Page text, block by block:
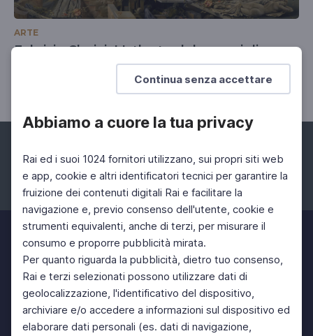
Continua senza accettare
Abbiamo a cuore la tua privacy
Rai ed i suoi 1024 fornitori utilizzano, sui propri siti web
e app, cookie e altri identificatori tecnici per garantire la
fruizione dei contenuti digitali Rai e facilitare la
navigazione e, previo consenso dell'utente, cookie e
strumenti equivalenti, anche di terzi, per misurare il
consumo e proporre pubblicità mirata.
Per quanto riguarda la pubblicità, dietro tuo consenso,
Rai e terzi selezionati possono utilizzare dati di
geolocalizzazione, l'identificativo del dispositivo,
archiviare e/o accedere a informazioni sul dispositivo ed
elaborare dati personali (es. dati di navigazione,
ARTE
Fabrizio Clerici. L'atlante del meraviglioso
Il prezioso archivio dell'artista acquisito dalla GNAM
Facebook Instagram Twitter